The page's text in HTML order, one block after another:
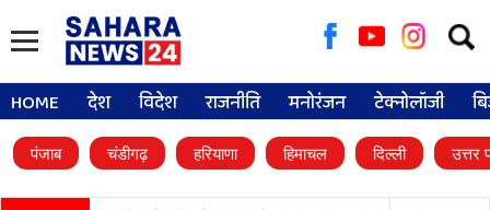
for:
HOME देश विदेश राजनीति मनोरंजन टेक्नोलॉजी
पंजाब चंडीगढ़ हरियाणा हिमाचल दिल्ली उत्तर